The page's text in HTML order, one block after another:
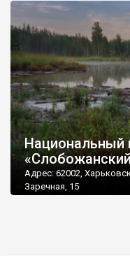
Национальный
Адрес: 62002,
Заречная, 15